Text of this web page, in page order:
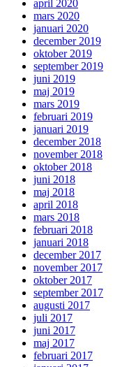
april 2020
mars 2020
januari 2020
december 2019
oktober 2019
september 2019
juni 2019
maj 2019
mars 2019
februari 2019
januari 2019
december 2018
november 2018
oktober 2018
juni 2018
maj 2018
april 2018
mars 2018
februari 2018
januari 2018
december 2017
november 2017
oktober 2017
september 2017
augusti 2017
juli 2017
juni 2017
maj 2017
februari 2017